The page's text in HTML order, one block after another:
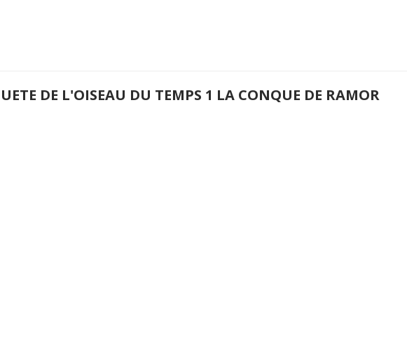
DE L'OISEAU DU TEMPS 1 LA CONQUE DE RAMOR